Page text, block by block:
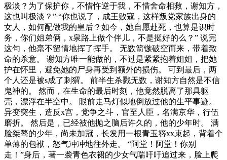
极淡？为了保护你，不惜忤逆于我，不惜舍命相救，谢知方，
这也叫极淡？” “你也说了，成王败寇，这样叛党家族出身的
女人，如何配做我的皇后？如今，她自愿赴死，也算是识时
务，你们姐弟俩，x泉路上做个伴儿，不是挺好的么？” 说完
这句，他毫不留情地挥了挥手。 无数箭镞破空而来，带着致
命的杀意。 谢知方唯一能做的，不过是紧紧抱着姐姐，把她
护在怀里，避免她的尸身再受到额外的损伤。 可到最后，两
个人还是被s成了刺猬。 前半生杀戮无数，谢知方自然是不信
鬼神的。 然而，在生命的最后时刻，他竟然脱离了那具躯
壳，漂浮在半空中。 眼前走马灯似地倒放过他的生平事迹。
异变突生，造反x宫，党争之斗，官至人臣，名满京华，行伍
磨折。 然后是，已经被他抛之脑后许久的，他的少年时。 满
脸桀骜的少年，尚未加冠，长发用一根青玉簪xx束起，背着个
单薄的包袱，怒气冲冲地往外走。 “阿堂！阿堂！你别
走！”身后，著一袭青色衣裙的少女气喘吁吁追过来，脸上爬